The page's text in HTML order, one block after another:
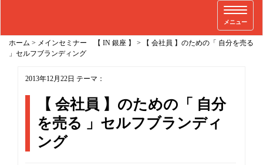
T
o
g
メニュー
ホーム > メインセミナー 【 IN 銀座 】 >
【 会社員 】のための「 自分を売る
」セルフブランディング
2013年12月22日 テーマ：
【 会社員 】のための「 自分
を売る 」セルフブランディ
ング